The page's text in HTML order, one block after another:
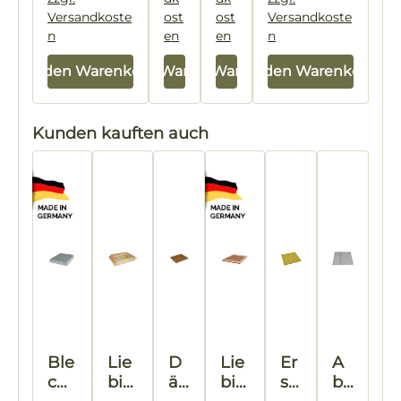
Versandkoste
n
In den Warenkorb
ost
en
In den Warenkorb
ost
en
In den Warenkorb
Versandkoste
n
In den Warenkorb
Produktgalerie überspringen
Kunden kauften auch
Ble
ch
Lie
big
D
ä
Lie
big
Er
sa
A
bd